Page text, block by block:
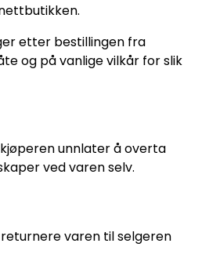
etter bestillingen fra
og på vanlige vilkår for slik
unnlater å overta
ved varen selv.
varen til selgeren